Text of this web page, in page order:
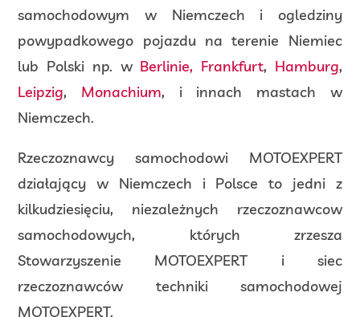
samochodowym w Niemczech i ogledziny
powypadkowego pojazdu na terenie Niemiec
lub Polski np. w Berlinie, Frankfurt, Hamburg,
Leipzig, Monachium, i innach mastach w
Niemczech.
Rzeczoznawcy samochodowi MOTOEXPERT
działający w Niemczech i Polsce to jedni z
kilkudziesięciu, niezależnych rzeczoznawcow
samochodowych, których zrzesza
Stowarzyszenie MOTOEXPERT i siec
rzeczoznawców techniki samochodowej
MOTOEXPERT.